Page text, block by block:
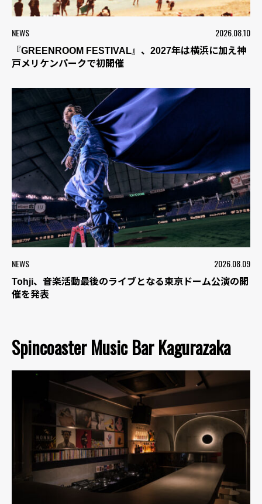
NEWS 2026.08.10
『GREENROOM FESTIVAL』、2027年は横浜に加え神
戸メリケンパークで初開催
NEWS 2026.08.09
Tohji、音楽活動最後のライブとなる東京ドーム公演の開
催を発表
Spincoaster Music Bar Kagurazaka